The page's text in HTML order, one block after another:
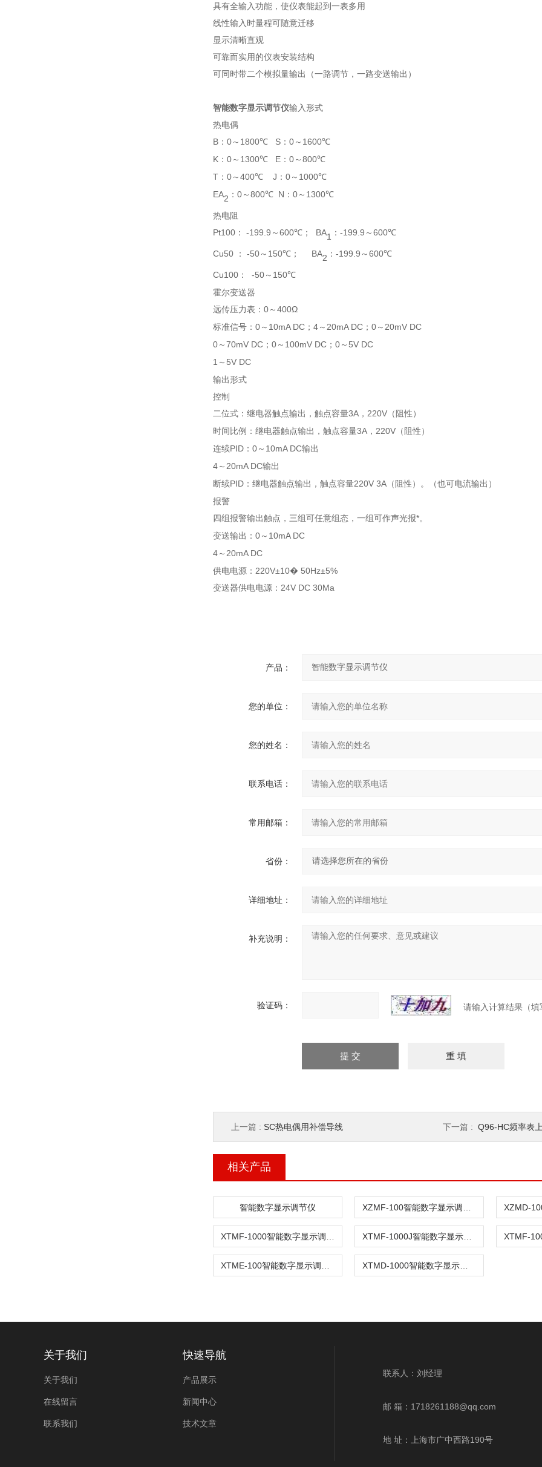
具有全输入功能，使仪表能起到一表多用
线性输入时量程可随意迁移
显示清晰直观
可靠而实用的仪表安装结构
可同时带二个模拟量输出（一路调节，一路变送输出）
智能数字显示调节仪输入形式
热电偶
B ： 0 ～ 1800℃ S ： 0 ～ 1600℃
K ： 0 ～ 1300℃ E ： 0 ～ 800℃
T ： 0 ～ 400℃ J ： 0 ～ 1000℃
EA2 ： 0 ～ 800℃ N ： 0 ～ 1300℃
热电阻
Pt100 ： -199.9 ～ 600℃ ； BA1 ： -199.9 ～ 600℃
Cu50 ： -50 ～ 150℃ ； BA2 ： -199.9 ～ 600℃
Cu100 ： -50 ～ 150℃
霍尔变送器
远传压力表： 0 ～ 400Ω
标准信号： 0 ～ 10mA DC ； 4 ～ 20mA DC ； 0 ～ 20mV DC
0 ～ 70mV DC ； 0 ～ 100mV DC ； 0 ～ 5V DC
1 ～ 5V DC
输出形式
控制
二位式：继电器触点输出，触点容量3A ， 220V （阻性）
时间比例：继电器触点输出，触点容量3A ， 220V （阻性）
连续PID ： 0 ～ 10mA DC输出
4 ～ 20mA DC输出
断续PID ：继电器触点输出，触点容量220V 3A （阻性）。（也可电流输出）
报警
四组报警输出触点，三组可任意组态，一组可作声光报*。
变送输出： 0 ～ 10mA DC
4 ～ 20mA DC
供电电源： 220V±10� 50Hz±5%
变送器供电电源： 24V DC 30Ma
产品：
您的单位：
您的姓名：
联系电话：
常用邮箱：
省份：
详细地址：
补充说明：
验证码： 请输入计算结果（
上一篇 : SC热电偶用补偿导线 下一篇 : Q96-HC频率表
相关产品
智能数字显示调节仪 XZMF-100智能数字显示调节仪
XTMF-1000智能数字显示调节仪 XTMF-1000J智能数字显示调节仪
XTME-100智能数字显示调节仪 XTMD-1000智能数字显示调节仪
关于我们
关于我们
在线留言
联系我们
快速导航
产品展示
新闻中心
技术文章
联系人：刘经理
邮 箱：1718261188@qq.com
地 址：上海市广中西路190号